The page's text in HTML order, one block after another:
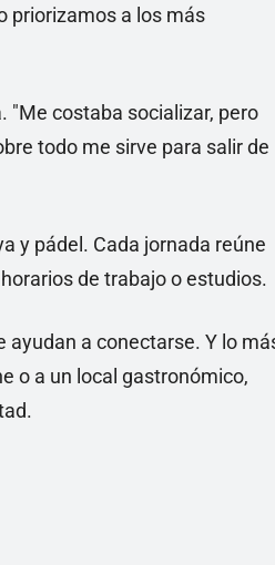
priorizamos a los más
"Me costaba socializar, pero
todo me sirve para salir de
y pádel. Cada jornada reúne
de trabajo o estudios.
ayudan a conectarse. Y lo
o a un local gastronómico,